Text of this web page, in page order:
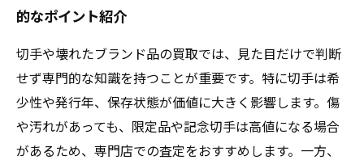
的なポイント紹介
切手や壊れたブランド品の買取では、見た目だけで判断
せず専門的な知識を持つことが重要です。特に切手は希
少性や発行年、保存状態が価値に大きく影響します。傷
や汚れがあっても、限定品や記念切手は高値になる場合
があるため、専門店での査定をおすすめします。一方、